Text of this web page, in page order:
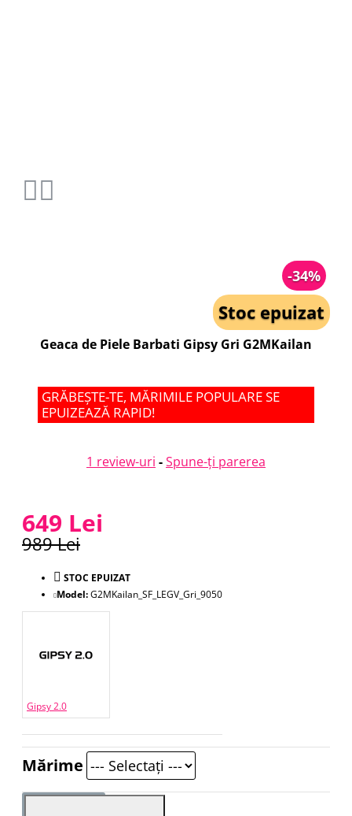
-34%
Stoc epuizat
Geaca de Piele Barbati Gipsy Gri G2MKailan
GRĂBEȘTE-TE, MĂRIMILE POPULARE SE
EPUIZEAZĂ RAPID!
1 review-uri -Spune-ţi parerea
649 Lei
989 Lei
STOC EPUIZAT
Model:G2MKailan_SF_LEGV_Gri_9050
Gipsy 2.0
Mărime